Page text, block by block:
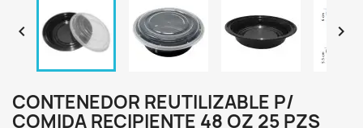
 
CONTENEDOR REUTILIZABLE P/
COMIDA RECIPIENTE 48 OZ 25 PZS